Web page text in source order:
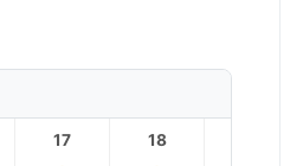
17 18